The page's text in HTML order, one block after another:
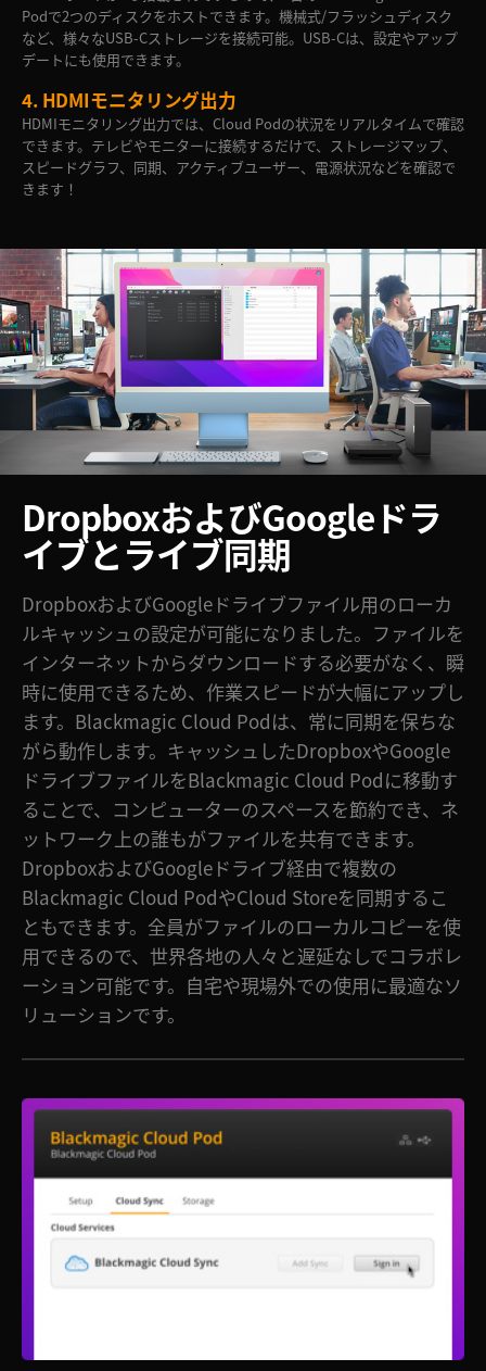
Podで2つのディスクをホストできます。機械式/フラッシュディスク
など、様々なUSB-Cストレージを接続可能。USB-Cは、設定やアップ
デートにも使用できます。
4. HDMIモニタリング出力
HDMIモニタリング出力では、Cloud Podの状況をリアルタイムで確認
できます。テレビやモニターに接続するだけで、ストレージマップ、
スピードグラフ、同期、アクティブユーザー、電源状況などを確認で
きます！
DropboxおよびGoogleドラ
イブとライブ同期
DropboxおよびGoogleドライブファイル用のローカ
ルキャッシュの設定が可能になりました。ファイルを
インターネットからダウンロードする必要がなく、瞬
時に使用できるため、作業スピードが大幅にアップし
ます。Blackmagic Cloud Podは、常に同期を保ちな
がら動作します。キャッシュしたDropboxやGoogle
ドライブファイルをBlackmagic Cloud Podに移動す
ることで、コンピューターのスペースを節約でき、ネ
ットワーク上の誰もがファイルを共有できます。
DropboxおよびGoogleドライブ経由で複数の
Blackmagic Cloud PodやCloud Storeを同期するこ
ともできます。全員がファイルのローカルコピーを使
用できるので、世界各地の人々と遅延なしでコラボレ
ーション可能です。自宅や現場外での使用に最適なソ
リューションです。